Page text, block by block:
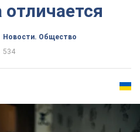
Новости. Общество
534